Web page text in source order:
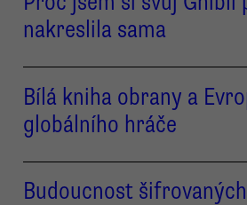
nakreslila sama
Bílá kniha obrany a
globálního hráče
Budoucnost